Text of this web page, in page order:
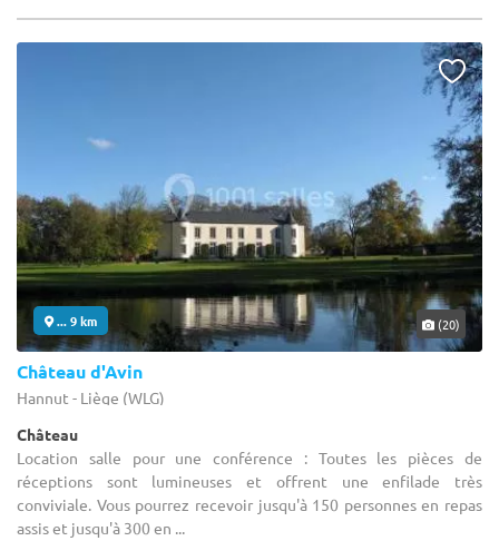
... 9 km (20)
Château d'Avin
Hannut - Liège (WLG)
Château
Location salle pour une conférence : Toutes les pièces de
réceptions sont lumineuses et offrent une enfilade très
conviviale. Vous pourrez recevoir jusqu'à 150 personnes en repas
assis et jusqu'à 300 en ...